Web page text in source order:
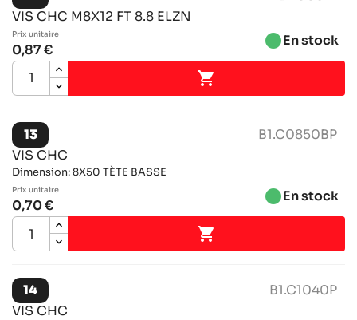
VIS CHC M8X12 FT 8.8 ELZN
Prix ​​unitaire
0,87 € brightness_1En stock

13
B1.C0850BP
VIS CHC
Dimension: 8X50 TÈTE BASSE
Prix ​​unitaire
0,70 € brightness_1En stock

14
B1.C1040P
VIS CHC